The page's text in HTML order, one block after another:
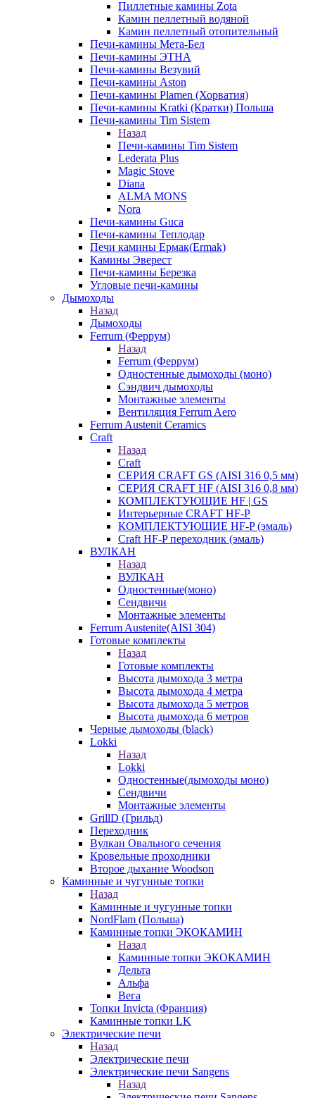
Пиллетные камины Zota
Камин пеллетный водяной
Камин пеллетный отопительный
Печи-камины Мета-Бел
Печи-камины ЭТНА
Печи-камины Везувий
Печи-камины Aston
Печи-камины Plamen (Хорватия)
Печи-камины Kratki (Кратки) Польша
Печи-камины Tim Sistem
Назад
Печи-камины Tim Sistem
Lederata Plus
Magic Stove
Diana
ALMA MONS
Nora
Печи-камины Guca
Печи-камины Теплодар
Печи камины Ермак(Ermak)
Камины Эверест
Печи-камины Березка
Угловые печи-камины
Дымоходы
Назад
Дымоходы
Ferrum (Феррум)
Назад
Ferrum (Феррум)
Одностенные дымоходы (моно)
Сэндвич дымоходы
Монтажные элементы
Вентиляция Ferrum Aero
Ferrum Austenit Ceramics
Craft
Назад
Craft
СЕРИЯ CRAFT GS (AISI 316 0,5 мм)
СЕРИЯ CRAFT HF (AISI 316 0,8 мм)
КОМПЛЕКТУЮЩИЕ HF | GS
Интерьерные CRAFT HF-P
КОМПЛЕКТУЮЩИЕ HF-P (эмаль)
Craft HF-P переходник (эмаль)
ВУЛКАН
Назад
ВУЛКАН
Одностенные(моно)
Сендвичи
Монтажные элементы
Ferrum Austenite(AISI 304)
Готовые комплекты
Назад
Готовые комплекты
Высота дымохода 3 метра
Высота дымохода 4 метра
Высота дымохода 5 метров
Высота дымохода 6 метров
Черные дымоходы (black)
Lokki
Назад
Lokki
Одностенные(дымоходы моно)
Сендвичи
Монтажные элементы
GrillD (Грильд)
Переходник
Вулкан Овального сечения
Кровельные проходники
Второе дыхание Woodson
Каминные и чугунные топки
Назад
Каминные и чугунные топки
NordFlam (Польша)
Каминные топки ЭКОКАМИН
Назад
Каминные топки ЭКОКАМИН
Дельта
Альфа
Вега
Топки Invicta (Франция)
Каминные топки LK
Электрические печи
Назад
Электрические печи
Электрические печи Sangens
Назад